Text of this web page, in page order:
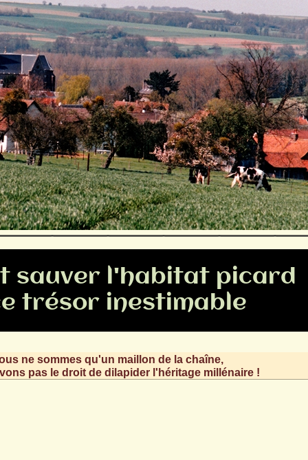
sauver l'habitat picard
trésor inestimable
ne sommes qu'un maillon de la chaîne,
pas le droit de dilapider l'héritage millénaire !